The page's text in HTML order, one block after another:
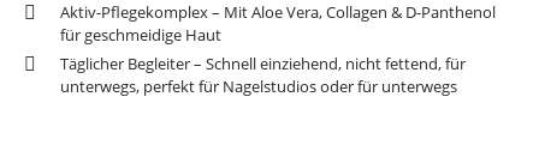
Aktiv-Pflegekomplex – Mit Aloe Vera, Collagen & D-Panthenol
für geschmeidige Haut
Täglicher Begleiter – Schnell einziehend, nicht fettend, für
unterwegs, perfekt für Nagelstudios oder für unterwegs